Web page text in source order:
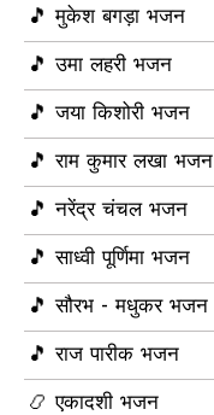
🎵 मुकेश बगड़ा भजन
🎵 उमा लहरी भजन
🎵 जया किशोरी भजन
🎵 राम कुमार लखा भजन
🎵 नरेंद्र चंचल भजन
🎵 साध्वी पूर्णिमा भजन
🎵 सौरभ - मधुकर भजन
🎵 राज पारीक भजन
📿 एकादशी भजन